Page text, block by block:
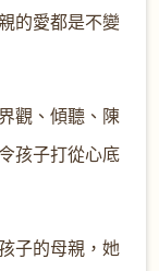
的愛都是不變
觀、傾聽、陳
孩子打從心底
子的母親，她